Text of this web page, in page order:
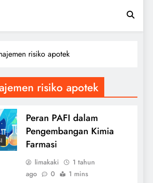
risiko apotek
risiko apotek
Peran PAFI dalam
Pengembangan Kimia
Farmasi
limakaki
1 tahun
ago
0 1 mins